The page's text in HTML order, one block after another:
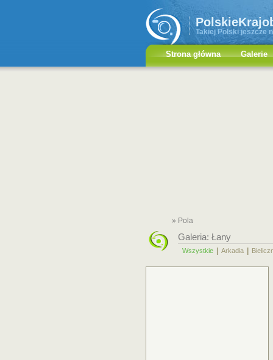
Takiej Polski jeszcze
Strona główna Galerie
» Pola
Galeria: Łany
Wszystkie Arkadia